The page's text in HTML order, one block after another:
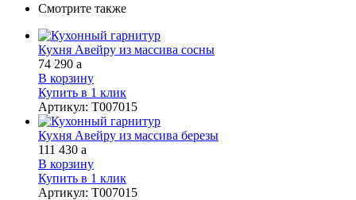
Смотрите также
Кухня Авейру из массива сосны
74 290 a
В корзину
Купить в 1 клик
Артикул: Т007015
Кухня Авейру из массива березы
111 430 a
В корзину
Купить в 1 клик
Артикул: Т007015